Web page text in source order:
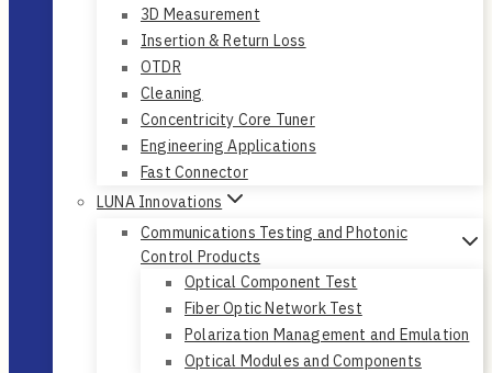
3D Measurement
Insertion & Return Loss
OTDR
Cleaning
Concentricity Core Tuner
Engineering Applications
Fast Connector
LUNA Innovations
Communications Testing and Photonic
Control Products
Optical Component Test
Fiber Optic Network Test
Polarization Management and Emulation
Optical Modules and Components